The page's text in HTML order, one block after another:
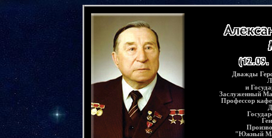
Дважды
и
Заслуженный
Профессор
"Южный М